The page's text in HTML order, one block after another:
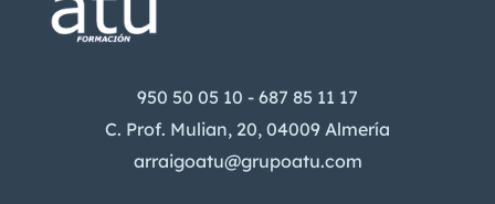
950 50 05 10 - 687 85 11 17
C. Prof. Mulian, 20, 04009 Almería
arraigoatu@grupoatu.com